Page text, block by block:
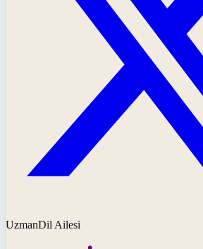
UzmanDil Ailesi